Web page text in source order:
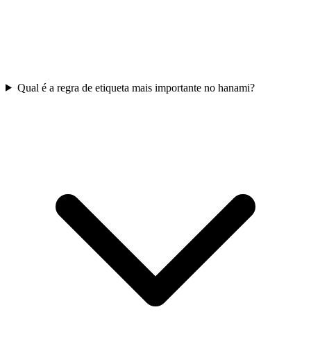
Qual é a regra de etiqueta mais importante no hanami?